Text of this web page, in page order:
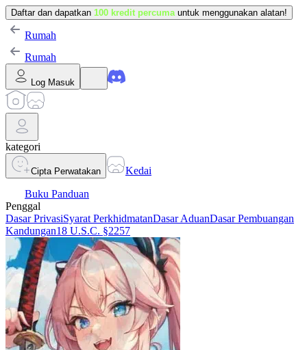
Daftar dan dapatkan 100 kredit percuma untuk menggunakan alatan!
Rumah
Rumah
Log Masuk
kategori
Cipta Perwatakan
Kedai
Buku Panduan
Penggal
Dasar PrivasiSyarat PerkhidmatanDasar AduanDasar Pembuangan
Kandungan18 U.S.C. §2257